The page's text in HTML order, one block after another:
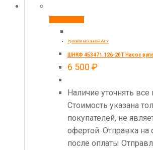
Рулевой механизм АГУ
ШНКФ 453471.126-20Т Насос
6 500 ₽
Наличие уточнять
Стоимость указана
покупателей, не
офертой. Отправка
после оплаты